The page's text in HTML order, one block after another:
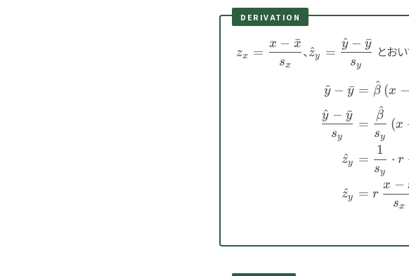
DERIVATION
z_x=\dfrac{x-
\bar{x}}
zx =
sx
x − x
ˉ
、
\bar{y}}{s_y}
z
^y =
sy
y
^ − y
ˉ
とお
y
^ − y
ˉ
sy
y
^ − y
ˉ
z
^y
z
^y
= β
^ (x −
=
sy
β
^
(x
=
sy
1
⋅ r
= r
sx
x −